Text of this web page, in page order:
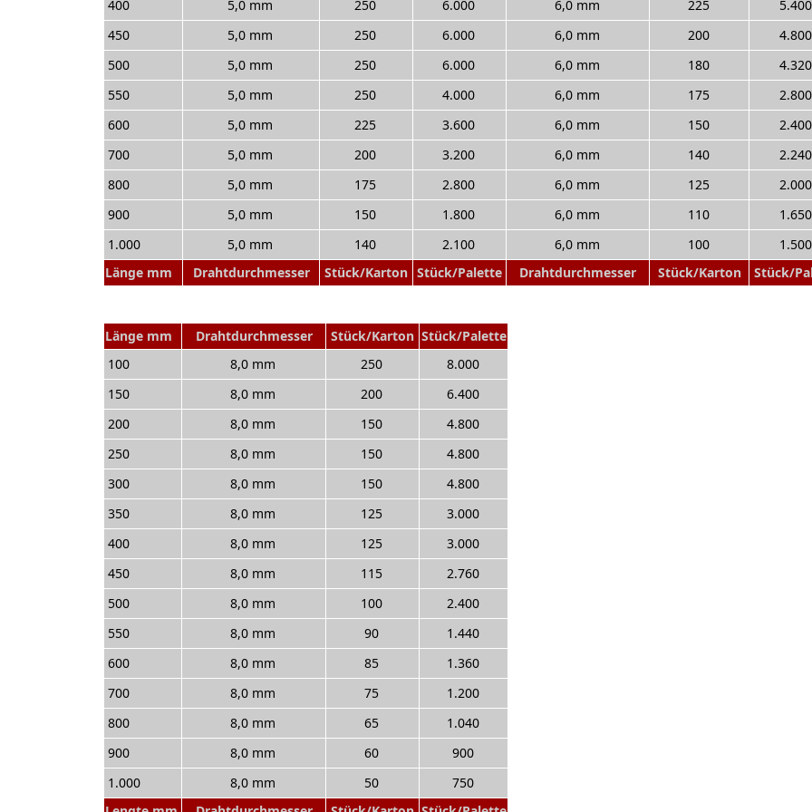
Länge mm Drahtdurchmesser Stück/Karton Stück/Palette Drahtdurchmesser Stück/Karton Stück/
400
5,0 mm 250 6.000 6,0 mm 225
5.400
450
5,0 mm 250 6.000 6,0 mm 200
4.800
500
5,0 mm 250 6.000 6,0 mm 180
4.320
550
5,0 mm 250 4.000 6,0 mm 175
2.800
600
5,0 mm 225 3.600 6,0 mm 150
2.400
700
5,0 mm 200 3.200 6,0 mm 140
2.240
800
5,0 mm 175 2.800 6,0 mm 125
2.000
900
5,0 mm 150 1.800 6,0 mm 110
1.650
1.000
5,0 mm 140 2.100 6,0 mm 100 1.500
Länge mm Drahtdurchmesser Stück/Karton Stück/Palette
100 8,0 mm 250
8.000
150
8,0 mm 200
6.400
200
8,0 mm 150
4.800
250
8,0 mm 150
4.800
300
8,0 mm 150
4.800
350
8,0 mm 125
3.000
400
8,0 mm 125
3.000
450
8,0 mm 115
2.760
500
8,0 mm 100
2.400
550
8,0 mm 90
1.440
600
8,0 mm 85
1.360
700
8,0 mm 75
1.200
800
8,0 mm 65
1.040
900
8,0 mm 60
900
1.000
8,0 mm 50 750